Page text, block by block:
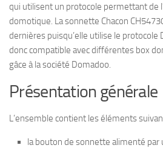
qui utilisent un protocole permettant de
domotique. La sonnette Chacon
dernières puisqu’elle utilise le protocole
donc compatible avec différentes box
gâce à la société Domadoo.
Présentation générale
L’ensemble contient les éléments
la bouton de sonnette alimenté par